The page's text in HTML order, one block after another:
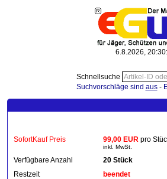
6.8.2026,
Schnellsuche
Suchvorschläge sind aus-
SofortKauf Preis 99,00 EUR pro
inkl. MwSt.
Verfügbare Anzahl
20 Stück
Restzeit
beendet